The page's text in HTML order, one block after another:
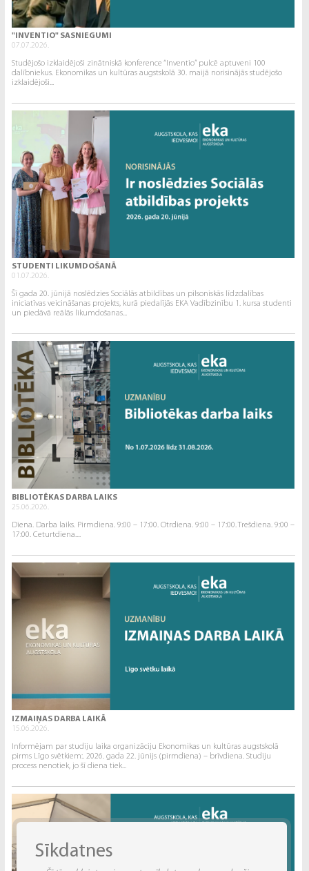
"INVENTIO" SASNIEGUMI
07.07.2026.
Studējošo izklaidējoši zinātniskā konference “Inventio” pulcē aptuveni 100
dalībniekus. Ekonomikas un kultūras augstskolā 30. maijā norisinājās studējošo
izklaidējoši...
STUDENTI LIKUMDOŠANĀ
01.07.2026.
Šī gada 20. jūnijā noslēdzies Sociālās atbildības un pilsoniskās līdzdalības
iniciatīvas veicināšanas projekts, kurā piedalījās EKA Vadībzinību 1. kursa studenti
un piedāvā reālās likumdošanas...
BIBLIOTĒKAS DARBA LAIKS
25.06.2026.
Diena. Darba laiks. Pirmdiena. 9:00 – 17:00. Otrdiena. 9:00 – 17:00. Trešdiena. 9:00 –
17:00. Ceturtdiena....
IZMAIŅAS DARBA LAIKĀ
15.06.2026.
Informējam par studiju laika organizāciju Ekonomikas un kultūras augstskolā
pirms Līgo svētkiem:. 2026. gada 22. jūnijs (pirmdiena) – brīvdiena. Studiju
process nenotiek, jo šī diena tiek...
Sīkdatnes